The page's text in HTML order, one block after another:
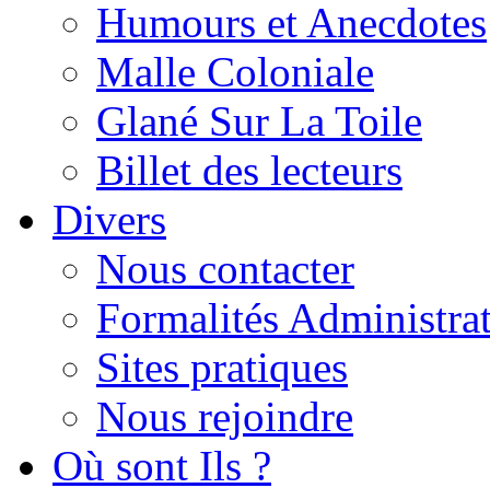
Humours et Anecdotes
Malle Coloniale
Glané Sur La Toile
Billet des lecteurs
Divers
Nous contacter
Formalités
Sites pratiques
Nous rejoindre
Où sont Ils ?